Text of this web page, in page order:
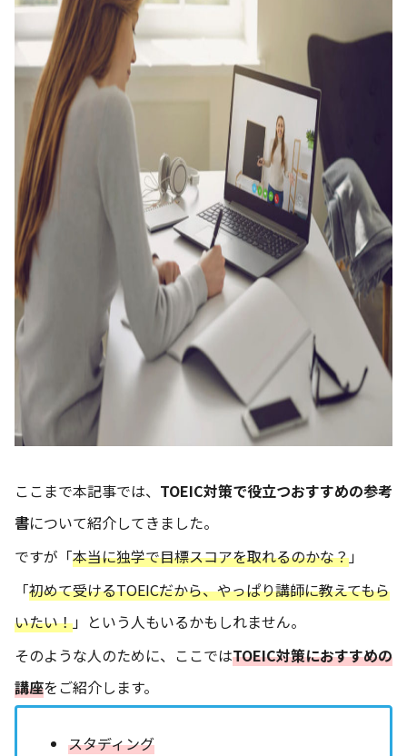
ここまで本記事では、 TOEIC対策で役立つおすすめの参考
書について紹介してきました。
ですが「本当に独学で目標スコアを取れるのかな？」
「初めて受けるTOEICだから、やっぱり講師に教えてもら
いたい！」という人もいるかもしれません。
そのような人のために、ここではTOEIC対策におすすめの
講座をご紹介します。
スタディング